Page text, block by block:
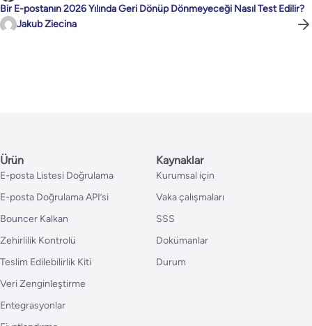
Bir E-postanın 2026 Yılında Geri Dönüp Dönmeyeceği Nasıl Test Edilir?
Jakub Ziecina
Ürün
E-posta Listesi Doğrulama
E-posta Doğrulama API’si
Bouncer Kalkan
Zehirlilik Kontrolü
Teslim Edilebilirlik Kiti
Veri Zenginleştirme
Entegrasyonlar
Kaynaklar
Kurumsal için
Vaka çalışmaları
SSS
Dokümanlar
Durum